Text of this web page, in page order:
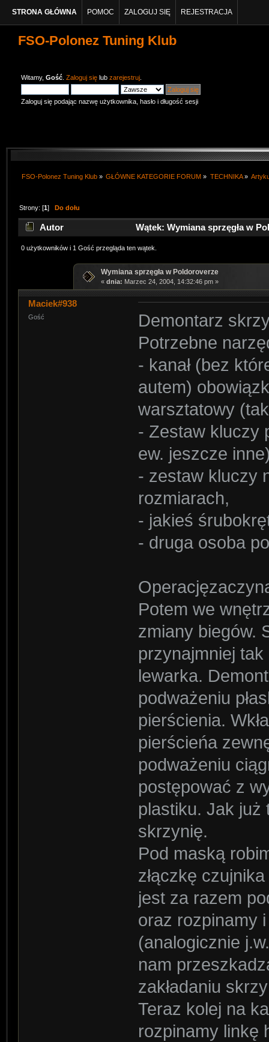
STRONA GŁÓWNA POMOC ZALOGUJ SIĘ REJESTRACJA
FSO-Polonez Tuning Klub
Witamy, Gość. Zaloguj sięlub zarejestruj.
Zaloguj się podając nazwę użytkownika, hasło i długość sesji
FSO-Polonez Tuning Klub » GŁÓWNE KATEGORIE FORUM » TECHNIKA»
Strony: [1]Do dołu
Autor Wątek: Wymiana sprzęgła w
0 użytkowników i 1 Gość przegląda ten wątek.
Wymiana sprzęgła w Poldoroverze
« dnia: Marzec 24, 2004, 14:32:46 pm »
Maciek#938
Gość
Demontarz
Potrzebne
- kanał (bez
autem)
warsztatowy
- Zestaw kluczy
ew. jeszcze
- zestaw kluczy
rozmiarach,
- jakieś
- druga osoba
Potem we
zmiany biegów.
przynajmniej tak
lewarka.
podważeniu
pierścienia.
pierścieńa
podważeniu
postępować z
plastiku. Jak już
skrzynię.
Pod maską
złączkę
jest za razem
oraz rozpinamy
(analogicznie
nam
zakładaniu
Teraz kolej na
rozpinamy linkę